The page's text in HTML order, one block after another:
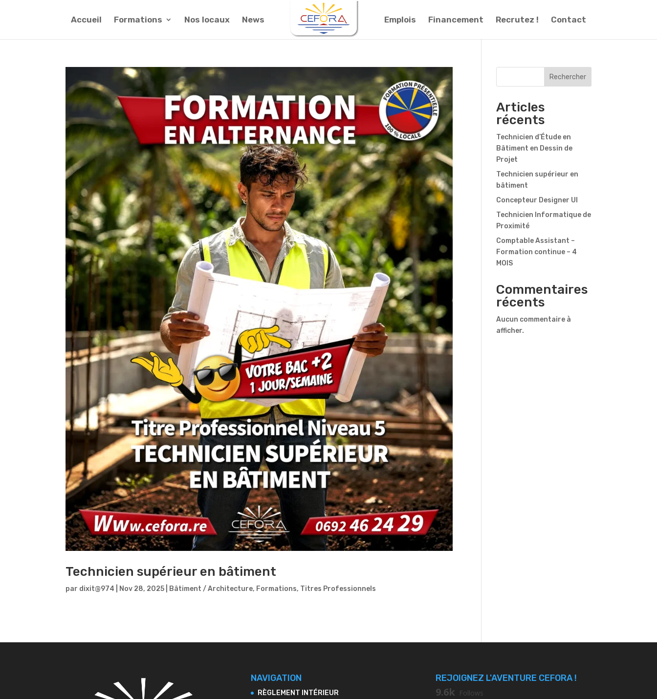
Accueil Formations Nos locaux News Emplois Financement Recrutez ! Contact
Technicien supérieur en bâtiment
par dixit@974 Nov 28, 2025 Bâtiment / Architecture, Formations, Titres Professionnels
Rechercher
Articles
récents
Technicien d’Étude en
Bâtiment en Dessin de
Projet
Technicien supérieur en
bâtiment
Concepteur Designer UI
Technicien Informatique de
Proximité
Comptable Assistant –
Formation continue – 4
MOIS
Commentaires
récents
Aucun commentaire à
afficher.
NAVIGATION
RÈGLEMENT INTÉRIEUR
REJOIGNEZ L'AVENTURE CEFORA !
9.6k Follows